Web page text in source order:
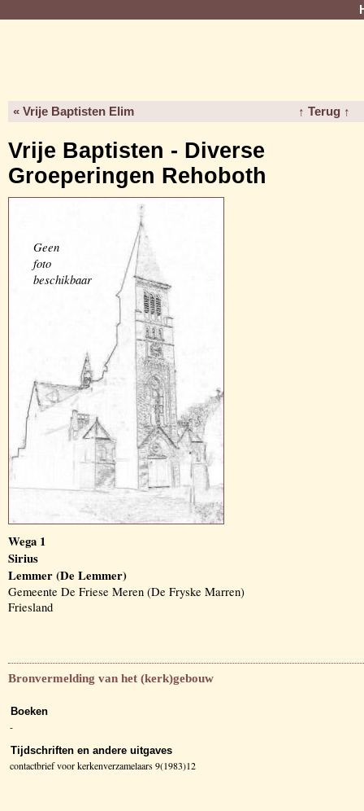
« Vrije Baptisten Elim ↑ Terug ↑
Vrije Baptisten - Diverse
Groeperingen Rehoboth
Geen
foto
beschikbaar
Wega 1
Sirius
Lemmer (De Lemmer)
Gemeente De Friese Meren (De Fryske Marren)
Friesland
Bronvermelding van het (kerk)gebouw
Boeken
-
Tijdschriften en andere uitgaves
contactbrief voor kerkenverzamelaars 9(1983)12